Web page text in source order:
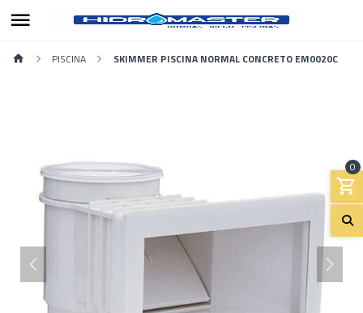
0
PISCINA SKIMMER PISCINA NORMAL CONCRETO EM0020C